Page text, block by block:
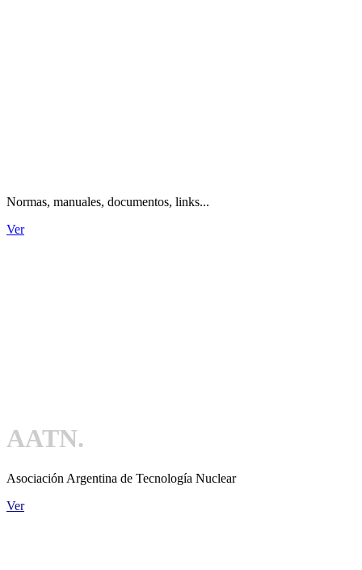
Normas, manuales, documentos, links...
Ver
AATN.
Asociación Argentina de Tecnología Nuclear
Ver